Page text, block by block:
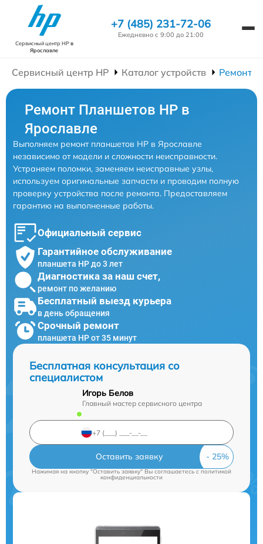
Сервисный центр HPв
Ярославле
+7 (485) 231-72-06
Ежедневно с 9:00 до 21:00
Сервисный центр HP Каталог устройств Ремонт
Ремонт Планшетов HP в
Ярославле
Выполняем ремонт планшетов HP в Ярославле
независимо от модели и сложности неисправности.
Устраняем поломки, заменяем неисправные узлы,
используем оригинальные запчасти и проводим полную
проверку устройства после ремонта. Предоставляем
гарантию на выполненные работы.
Официальный сервис
Гарантийное обслуживание
планшета HP до 3 лет
Диагностика за наш счет,
ремонт по желанию
Бесплатный выезд курьера
в день обращения
Срочный ремонт
планшета HP от 35 минут
Бесплатная консультация со
специалистом
Игорь Белов
Главный мастер сервисного центра
Оставить заявку
Нажимая на кнопку "Оставить заявку" Вы соглашаетесь cполитикой
конфиденциальности